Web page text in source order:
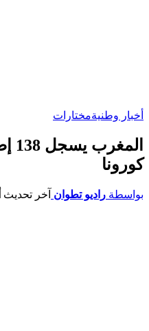
أخبار وطنيةمختارات
كورونا
بواسطة راديو تطوان آخر تحديث